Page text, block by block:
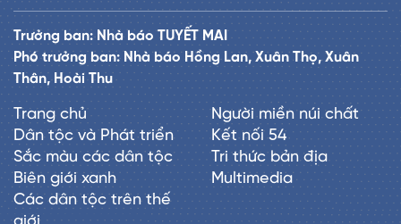
Trưởng ban: Nhà báo TUYẾT MAI
Phó trưởng ban: Nhà báo Hồng Lan, Xuân Thọ, Xuân
Thân, Hoài Thu
Trang chủ
Dân tộc và Phát triển
Sắc màu các dân tộc
Biên giới xanh
Các dân tộc trên thế
Người miền núi chất
Kết nối 54
Tri thức bản địa
Multimedia